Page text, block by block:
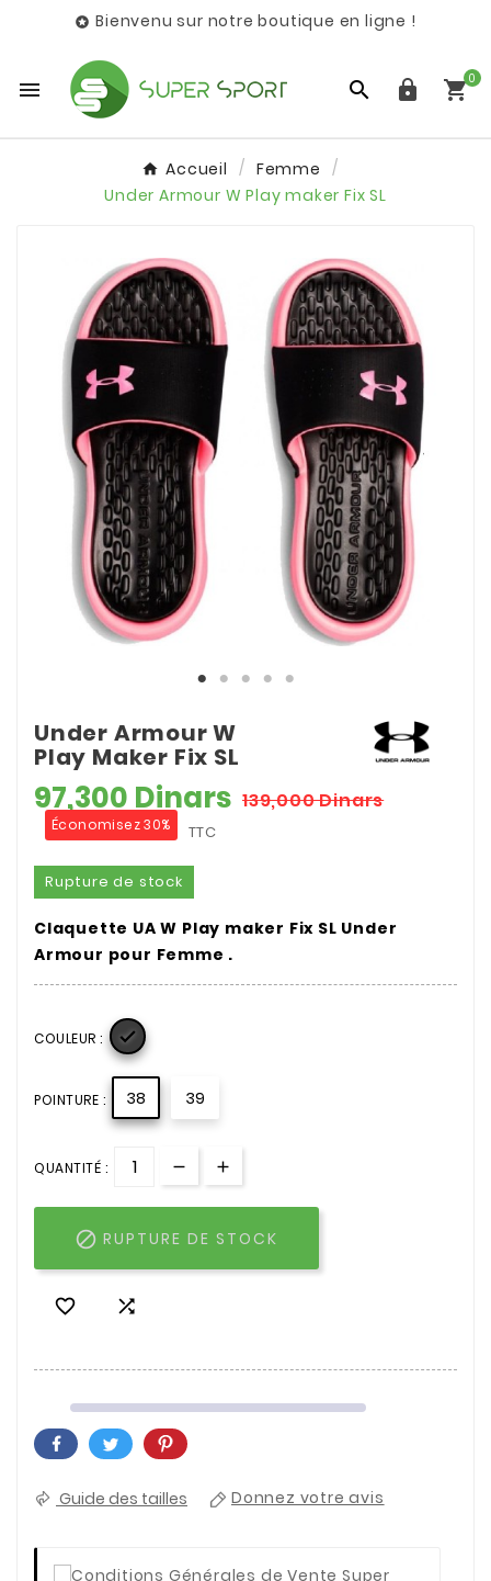
 Bienvenu sur notre boutique en ligne !
   0
Accueil
Femme
Under Armour W Play maker Fix SL
Under Armour W
Play Maker Fix SL
97,300 Dinars 139,000 Dinars
Économisez 30% TTC
Rupture de stock
Claquette UA W Play maker Fix SL Under
Armour pour Femme .
COULEUR : 
POINTURE : 38 39
QUANTITÉ :
 RUPTURE DE STOCK
 
Guide des tailles Donnez votre avis